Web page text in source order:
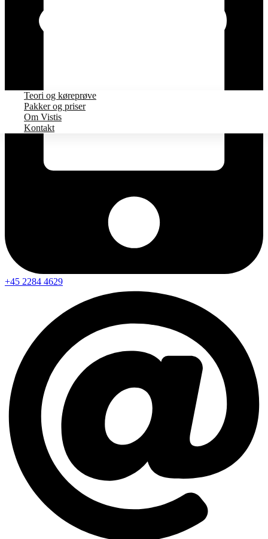
Teori og køreprøve
Pakker og priser
Om Vistis
Kontakt
+45 2284 4629